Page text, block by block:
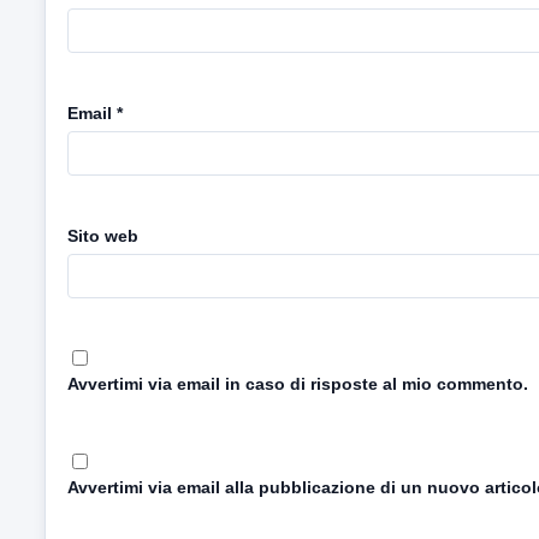
Email *
Sito web
Avvertimi via email in caso di risposte al mio commento.
Avvertimi via email alla pubblicazione di un nuovo